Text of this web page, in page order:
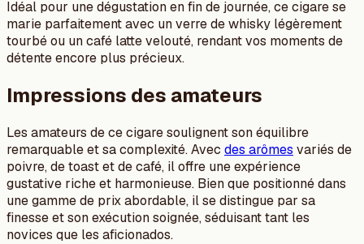
Idéal pour une dégustation en fin de journée, ce cigare se
marie parfaitement avec un verre de whisky légèrement
tourbé ou un café latte velouté, rendant vos moments de
détente encore plus précieux.
Impressions des amateurs
Les amateurs de ce cigare soulignent son équilibre
remarquable et sa complexité. Avec des arômes variés de
poivre, de toast et de café, il offre une expérience
gustative riche et harmonieuse. Bien que positionné dans
une gamme de prix abordable, il se distingue par sa
finesse et son exécution soignée, séduisant tant les
novices que les aficionados.